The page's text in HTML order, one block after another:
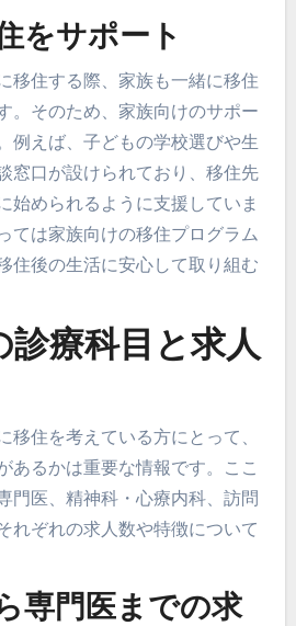
をサポート
移住する際、家族も一緒に移住
。そのため、家族向けのサポー
例えば、子どもの学校選びや生
窓口が設けられており、移住先
始められるように支援していま
ては家族向けの移住プログラム
住後の生活に安心して取り組む
診療科目と求人
住を考えている方にとって、
あるかは重要な情報です。ここ
門医、精神科・心療内科、訪問
れぞれの求人数や特徴について
専門医までの求